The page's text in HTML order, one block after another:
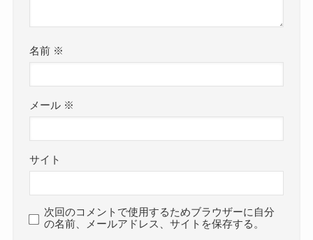
名前 ※
メール ※
サイト
次回のコメントで使用するためブラウザーに自分
の名前、メールアドレス、サイトを保存する。